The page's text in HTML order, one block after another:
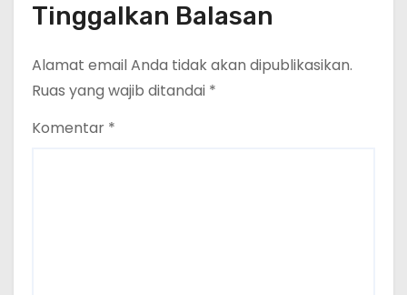
Tinggalkan Balasan
Alamat email Anda tidak akan dipublikasikan.
Ruas yang wajib ditandai *
Komentar *